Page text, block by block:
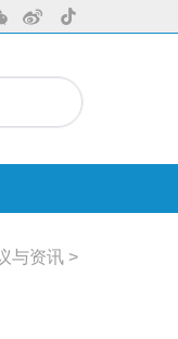
与资讯 >